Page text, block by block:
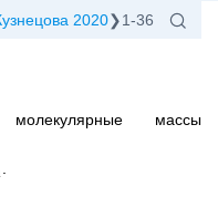
2020 1-36
молекулярные массы